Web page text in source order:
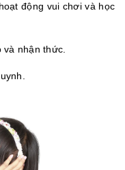
động vui chơi và học
nhận thức.